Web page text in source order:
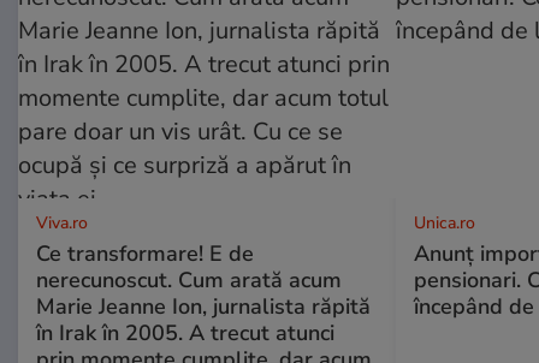
Viva.ro
Ce transformare! E de
nerecunoscut. Cum arată acum
Marie Jeanne Ion, jurnalista răpită
în Irak în 2005. A trecut atunci
Unica.ro
Anunț
pensionari.
începând